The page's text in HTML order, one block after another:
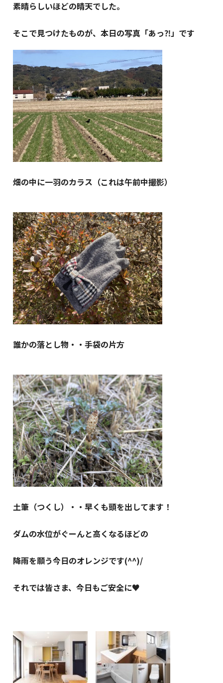
素晴らしいほどの晴天でした。
そこで見つけたものが、本日の写真「あっ⁈」です
畑の中に一羽のカラス（これは午前中撮影）
誰かの落とし物・・手袋の片方
土筆（つくし）・・早くも頭を出してます！
ダムの水位がぐーんと高くなるほどの
降雨を願う今日のオレンジです(^^)/
それでは皆さま、今日もご安全に♥